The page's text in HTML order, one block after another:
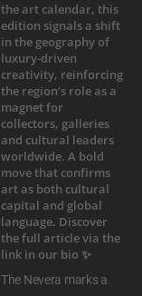
The Nevera marks a